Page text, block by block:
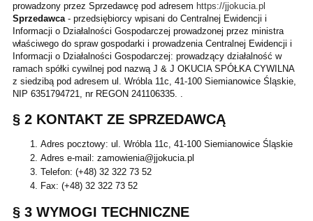
prowadzony przez Sprzedawcę pod adresem https://jjokucia.pl
Sprzedawca- przedsiębiorcy wpisani do Centralnej Ewidencji i
Informacji o Działalności Gospodarczej prowadzonej przez ministra
właściwego do spraw gospodarki i prowadzenia Centralnej Ewidencji i
Informacji o Działalności Gospodarczej: prowadzący działalność w
ramach spółki cywilnej pod nazwą J & J OKUCIA SPÓŁKA CYWILNA
z siedzibą pod adresem ul. Wróbla 11c, 41-100 Siemianowice Śląskie,
NIP 6351794721, nr REGON 241106335. .
§ 2 KONTAKT ZE SPRZEDAWCĄ
Adres pocztowy: ul. Wróbla 11c, 41-100 Siemianowice Śląskie
Adres e-mail: zamowienia@jjokucia.pl
Telefon: (+48) 32 322 73 52
Fax: (+48) 32 322 73 52
§ 3 WYMOGI TECHNICZNE